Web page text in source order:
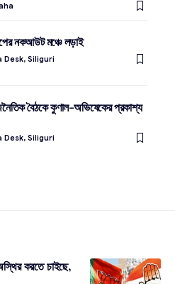
নকআউট মঞ্চে লড়াই
Desk, Siliguri
বৈঠকে কুণাল-অভিষেকের প্রকাশ্য
Desk, Siliguri
করতে চাইছে,